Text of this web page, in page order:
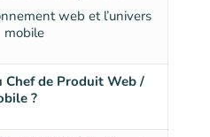
web et l’univers
mobile
de Produit Web /
?